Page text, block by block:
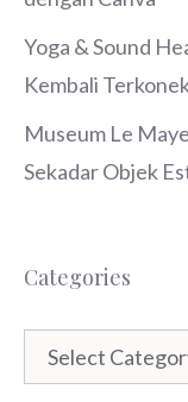
Yoga & Sound
Kembali
Museum Le
Sekadar Objek
Categories
Categories